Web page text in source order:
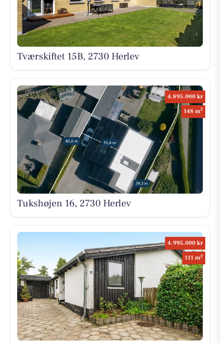
Tværskiftet 15B, 2730 Herlev
4.895.000 kr
148 m2
Tukshøjen 16, 2730 Herlev
4.995.000 kr
111 m2